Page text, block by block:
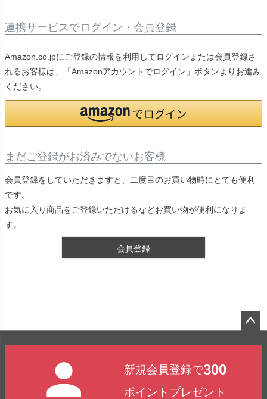
連携サービスでログイン・会員登録
Amazon.co.jpにご登録の情報を利用してログインまたは会員登録さ
れるお客様は、「Amazonアカウントでログイン」ボタンよりお進み
ください。
まだご登録がお済みでないお客様
会員登録をしていただきますと、二度目のお買い物時にとても便利
です。
お気に入り商品をご登録いただけるなどお買い物が便利になりま
す。
会員登録
新規会員登録で300
ポイントプレゼント